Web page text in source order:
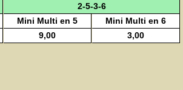
2-5-3-6
Mini Multi en 5
Mini Multi en 6
9,00 3,00